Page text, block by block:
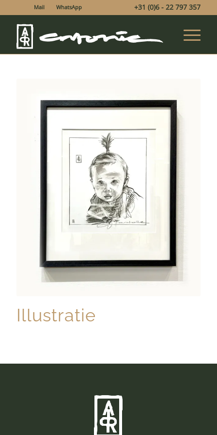
Mail WhatsApp +31 (0)6 - 22 797 357
Illustratie